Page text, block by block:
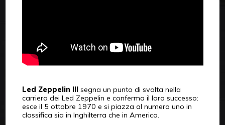
Led Zeppelin III
segna un punto di svolta nella
carriera dei Led Zeppelin e conferma il loro successo:
esce il 5 ottobre 1970 e si piazza al numero uno in
classifica sia in Inghilterra che in America.